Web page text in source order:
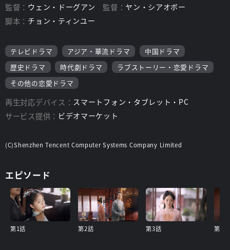
監督： ウェン・ドーグアン 監督： ヤン・シアオボー
脚本： チョン・ティンユー
テレビドラマ アジア・華流ドラマ
中国ドラマ
歴史ドラマ
時代劇ドラマ
ラブストーリー・恋愛ドラマ
その他の恋愛ドラマ
再生対応デバイス： スマートフォン・タブレット・PC
サービス提供： ビデオマーケット
(C)Shenzhen Tencent Computer Systems Company Limited
エピソード
第1話 第2話 第3話 第4話